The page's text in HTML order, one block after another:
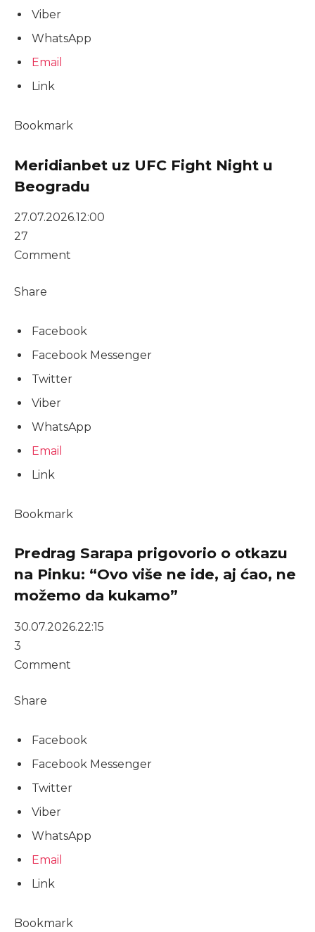
Viber
WhatsApp
Email
Link
Bookmark
Meridianbet uz UFC Fight Night u
Beogradu
27.07.2026.12:00
27
Comment
Share
Facebook
Facebook Messenger
Twitter
Viber
WhatsApp
Email
Link
Bookmark
Predrag Sarapa prigovorio o otkazu
na Pinku: “Ovo više ne ide, aj ćao, ne
možemo da kukamo”
30.07.2026.22:15
3
Comment
Share
Facebook
Facebook Messenger
Twitter
Viber
WhatsApp
Email
Link
Bookmark